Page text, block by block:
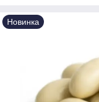
Новинка